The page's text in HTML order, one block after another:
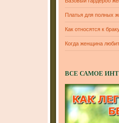
Платья для полных
Как относятся к
Когда женщина
ВСЕ САМОЕ